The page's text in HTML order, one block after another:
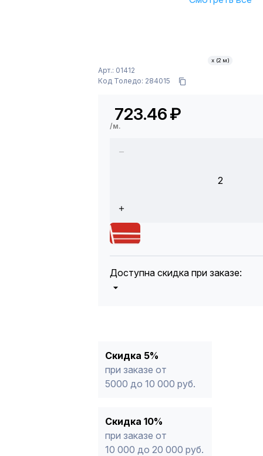
Арт.: 01412
Код Толедо: 284015
723.46₽
/м.
х (2 м)
2
Доступна скидка при заказе:
* -Для заказов, состоящих
продукции, максимальная скидка
Скидка 5%
при заказе от
5000 до 10 000 руб.
Скидка 10%
при заказе от
10 000 до 20 000 руб.